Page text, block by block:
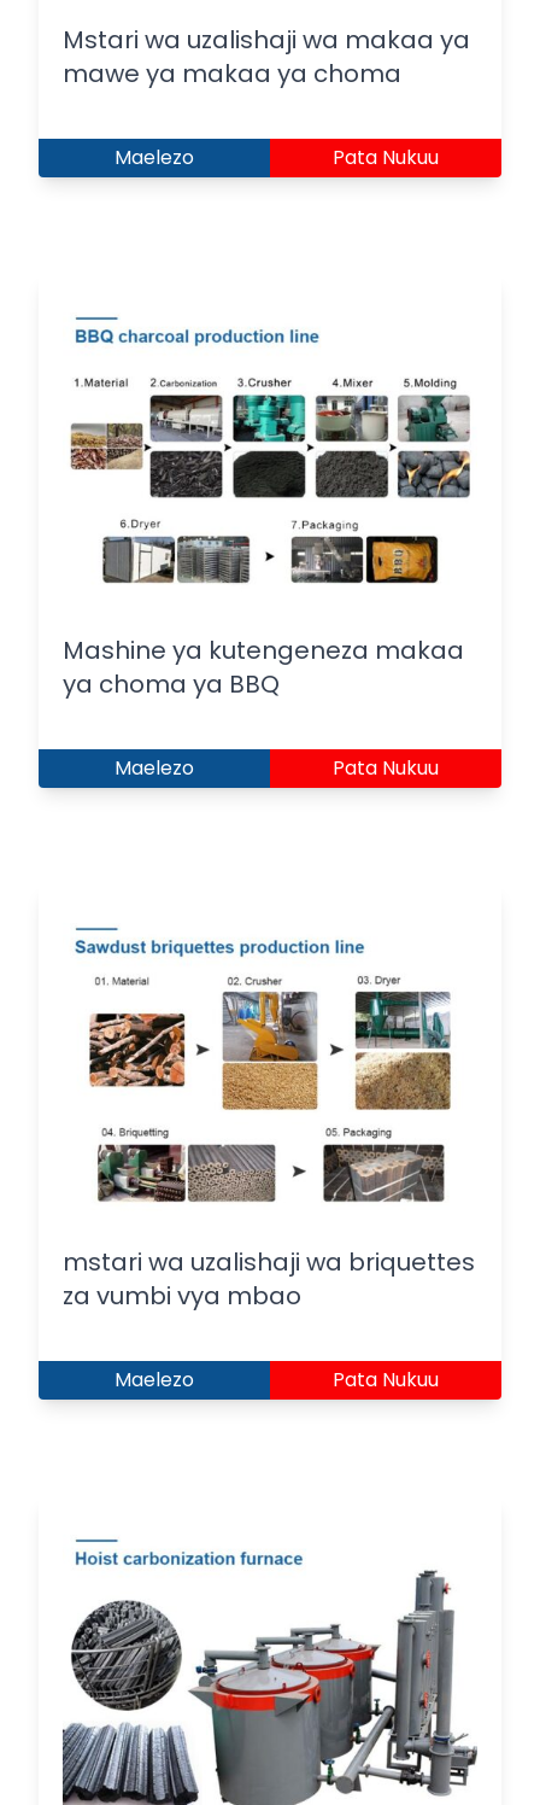
Mstari wa uzalishaji wa makaa ya
mawe ya makaa ya choma
Maelezo Pata Nukuu
Mashine ya kutengeneza makaa
ya choma ya BBQ
Maelezo Pata Nukuu
mstari wa uzalishaji wa briquettes
za vumbi vya mbao
Maelezo Pata Nukuu